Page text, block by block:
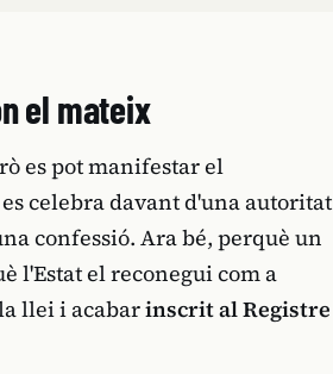
el mateix
es pot manifestar el
es celebra davant d'una autoritat
confessió. Ara bé, perquè un
l'Estat el reconegui com a
llei i acabarinscrit al Registre